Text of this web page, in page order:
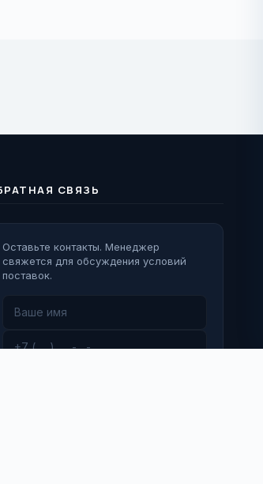
СВЯЗЬ
Оставьте контакты. Менеджер
свяжется для обсуждения условий
поставок.